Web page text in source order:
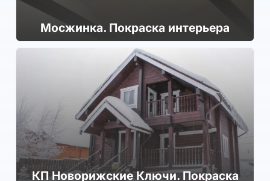
Мосжинка. Покраска интерьера
КП Но­ворижс­кие Ключи. Покраска